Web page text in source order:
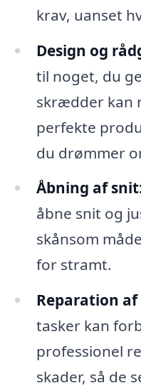
krav, uanset
Design og
til noget, du
skrædder kan
perfekte
du drømmer
Åbning af
åbne snit og
skånsom
for stramt.
Reparation
tasker kan
professionel
skader, så de